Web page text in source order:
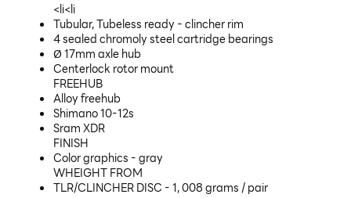
<li<li
Tubular, Tubeless ready - clincher rim
4 sealed chromoly steel cartridge bearings
Ø 17mm axle hub
Centerlock rotor mount
FREEHUB
Alloy freehub
Shimano 10-12s
Sram XDR
FINISH
Color graphics - gray
WHEIGHT FROM
TLR/CLINCHER DISC - 1, 008 grams / pair